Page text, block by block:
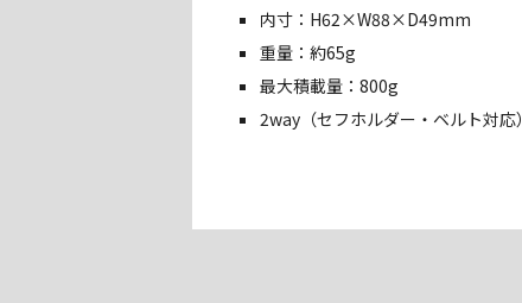
内寸：H62×W88×D49mm
重量：約65g
最大積載量：800g
2way（セフホルダー・ベルト対応）